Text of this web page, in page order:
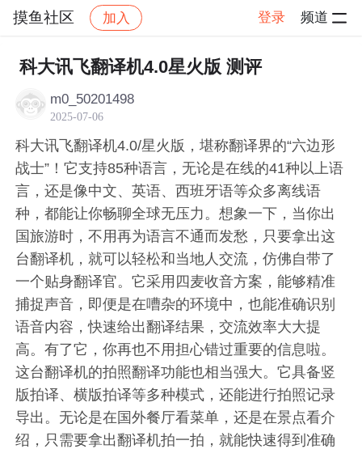
摸鱼社区 加入 登录 频道
社区 摸鱼社区 摸鱼打卡 帖子详情
科大讯飞翻译机4.0星火版 测评
m0_50201498
2025-07-06
科大讯飞翻译机4.0/星火版，堪称翻译界的“六边形
战士”！它支持85种语言，无论是在线的41种以上语
言，还是像中文、英语、西班牙语等众多离线语
种，都能让你畅聊全球无压力。想象一下，当你出
国旅游时，不用再为语言不通而发愁，只要拿出这
台翻译机，就可以轻松和当地人交流，仿佛自带了
一个贴身翻译官。它采用四麦收音方案，能够精准
捕捉声音，即便是在嘈杂的环境中，也能准确识别
语音内容，快速给出翻译结果，交流效率大大提
高。有了它，你再也不用担心错过重要的信息啦。
这台翻译机的拍照翻译功能也相当强大。它具备竖
版拍译、横版拍译等多种模式，还能进行拍照记录
导出。无论是在国外餐厅看菜单，还是在景点看介
绍，只需要拿出翻译机拍一拍，就能快速得到准确